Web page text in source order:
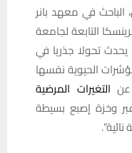
الباحث في معهد بانر
التابعة لجامعة
يحدث تحولا جذريا في
الحيوية نفسها
التغيرات المرضية
وخزة إصبع بسيطة